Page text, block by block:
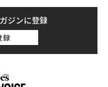
ジンに登録
録